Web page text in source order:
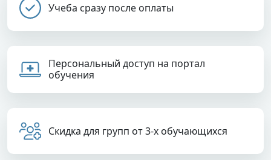
Учеба сразу после оплаты
Персональный доступ на портал
обучения
Скидка для групп от 3-х обучающихся